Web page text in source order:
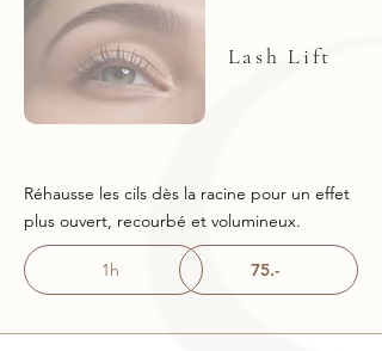
Lash Lift
Réhausse les cils dès la racine pour un effet
plus ouvert, recourbé et volumineux.
1h 75.-